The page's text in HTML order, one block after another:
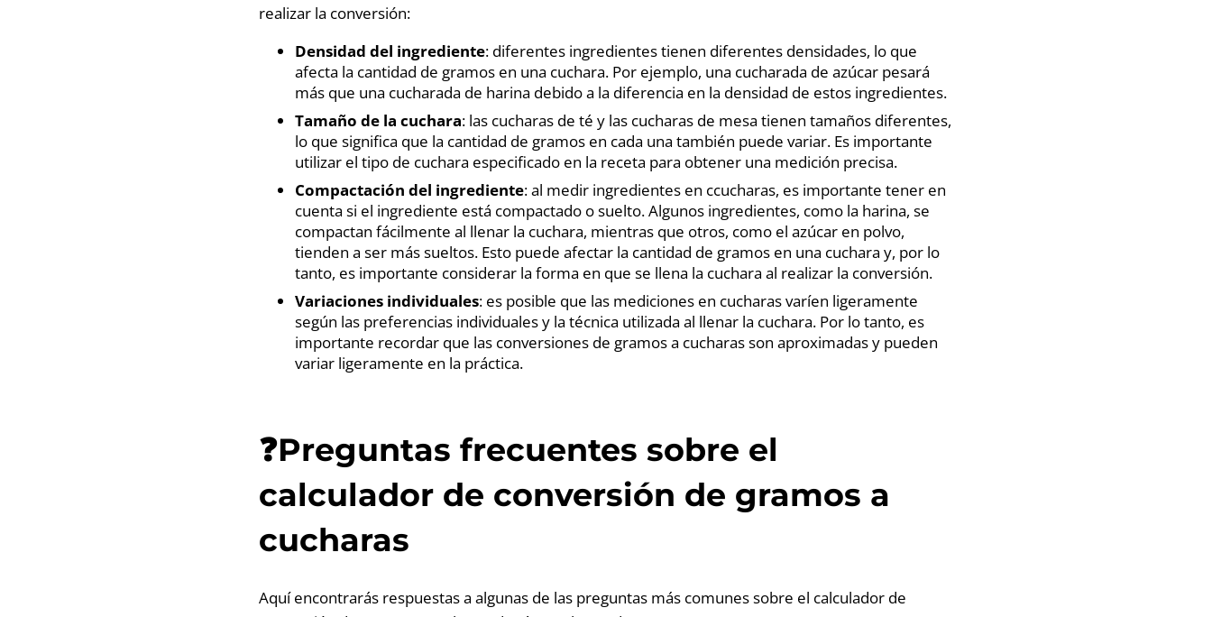
realizar la conversión:
Densidad del ingrediente: diferentes ingredientes tienen diferentes densidades, lo que
afecta la cantidad de gramos en una cuchara. Por ejemplo, una cucharada de azúcar pesará
más que una cucharada de harina debido a la diferencia en la densidad de estos ingredientes.
Tamaño de la cuchara: las cucharas de té y las cucharas de mesa tienen tamaños diferentes,
lo que significa que la cantidad de gramos en cada una también puede variar. Es importante
utilizar el tipo de cuchara especificado en la receta para obtener una medición precisa.
Compactación del ingrediente: al medir ingredientes en ccucharas, es importante tener en
cuenta si el ingrediente está compactado o suelto. Algunos ingredientes, como la harina, se
compactan fácilmente al llenar la cuchara, mientras que otros, como el azúcar en polvo,
tienden a ser más sueltos. Esto puede afectar la cantidad de gramos en una cuchara y, por lo
tanto, es importante considerar la forma en que se llena la cuchara al realizar la conversión.
Variaciones individuales: es posible que las mediciones en cucharas varíen ligeramente
según las preferencias individuales y la técnica utilizada al llenar la cuchara. Por lo tanto, es
importante recordar que las conversiones de gramos a cucharas son aproximadas y pueden
variar ligeramente en la práctica.
❓Preguntas frecuentes sobre el
calculador de conversión de gramos a
cucharas
Aquí encontrarás respuestas a algunas de las preguntas más comunes sobre el calculador de